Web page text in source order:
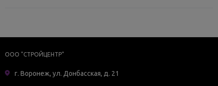
ООО "СТРОЙЦЕНТР"
г. Воронеж, ул. Донбасская, д. 21